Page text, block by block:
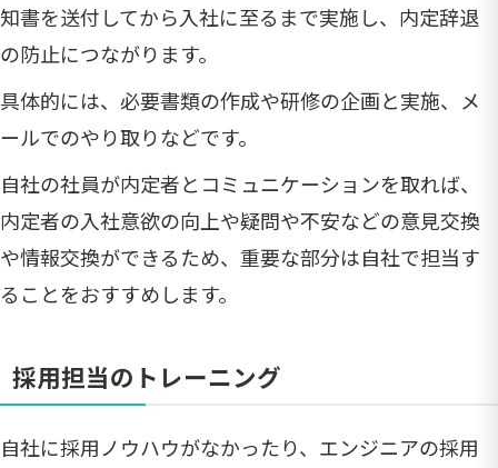
知書を送付してから入社に至るまで実施し、内定辞退
の防止につながります。
具体的には、必要書類の作成や研修の企画と実施、メ
ールでのやり取りなどです。
自社の社員が内定者とコミュニケーションを取れば、
内定者の入社意欲の向上や疑問や不安などの意見交換
や情報交換ができるため、重要な部分は自社で担当す
ることをおすすめします。
採用担当のトレーニング
自社に採用ノウハウがなかったり、エンジニアの採用